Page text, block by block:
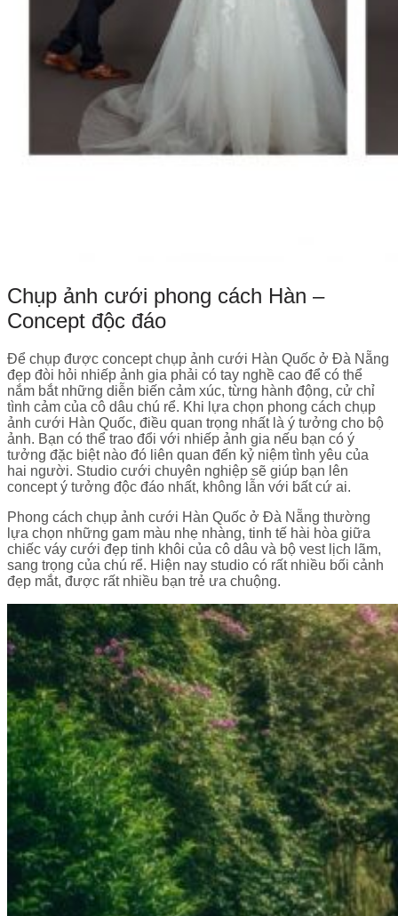
Chụp ảnh cưới phong cách Hàn –
Concept độc đáo
Để chụp được concept chụp ảnh cưới Hàn Quốc ở Đà Nẵng
đẹp đòi hỏi nhiếp ảnh gia phải có tay nghề cao để có thể
nắm bắt những diễn biến cảm xúc, từng hành động, cử chỉ
tình cảm của cô dâu chú rể. Khi lựa chọn phong cách chụp
ảnh cưới Hàn Quốc, điều quan trọng nhất là ý tưởng cho bộ
ảnh. Bạn có thể trao đổi với nhiếp ảnh gia nếu bạn có ý
tưởng đặc biệt nào đó liên quan đến kỷ niệm tình yêu của
hai người. Studio cưới chuyên nghiệp sẽ giúp bạn lên
concept ý tưởng độc đáo nhất, không lẫn với bất cứ ai.
Phong cách chụp ảnh cưới Hàn Quốc ở Đà Nẵng thường
lựa chọn những gam màu nhẹ nhàng, tinh tế hài hòa giữa
chiếc váy cưới đẹp tinh khôi của cô dâu và bộ vest lịch lãm,
sang trọng của chú rể. Hiện nay studio có rất nhiều bối cảnh
đẹp mắt, được rất nhiều bạn trẻ ưa chuộng.